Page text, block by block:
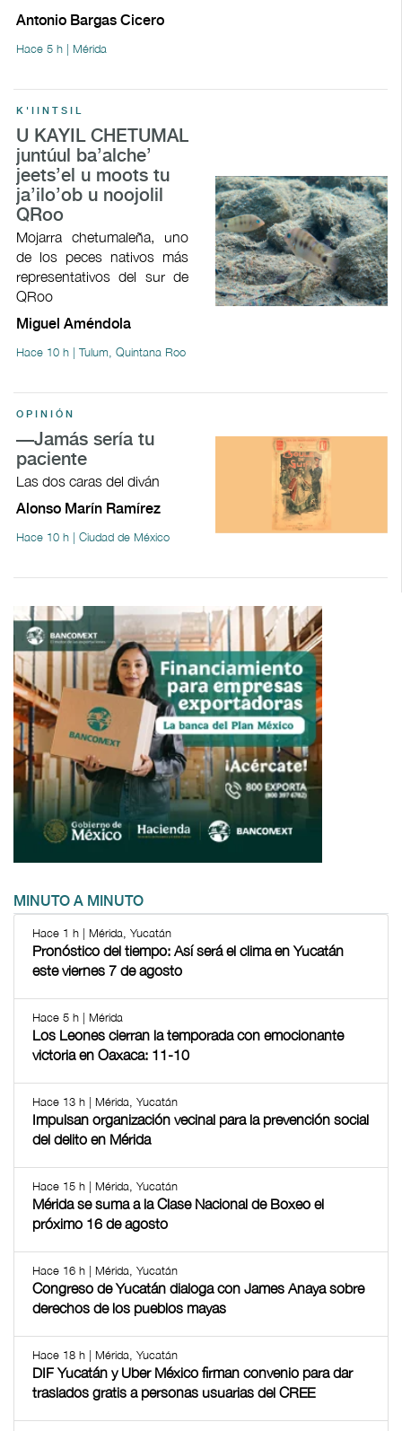
Antonio Bargas Cicero
Hace 5 h | Mérida
K'IINTSIL
U KAYIL CHETUMAL
juntúul ba’alche’
jeets’el u moots tu
ja’ilo’ob u noojolil
QRoo
Mojarra chetumaleña, uno
de los peces nativos más
representativos del sur de
QRoo
Miguel Améndola
Hace 10 h | Tulum, Quintana Roo
OPINIÓN
—Jamás sería tu
paciente
Las dos caras del diván
Alonso Marín Ramírez
Hace 10 h | Ciudad de México
MINUTO A MINUTO
Hace 1 h | Mérida, Yucatán
Pronóstico del tiempo: Así será el clima en Yucatán
este viernes 7 de agosto
Hace 5 h | Mérida
Los Leones cierran la temporada con emocionante
victoria en Oaxaca: 11-10
Hace 13 h | Mérida, Yucatán
Impulsan organización vecinal para la prevención social
del delito en Mérida
Hace 15 h | Mérida, Yucatán
Mérida se suma a la Clase Nacional de Boxeo el
próximo 16 de agosto
Hace 16 h | Mérida, Yucatán
Congreso de Yucatán dialoga con James Anaya sobre
derechos de los pueblos mayas
Hace 18 h | Mérida, Yucatán
DIF Yucatán y Uber México firman convenio para dar
traslados gratis a personas usuarias del CREE